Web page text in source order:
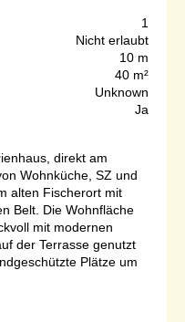
1
Nicht erlaubt
10 m
40 m²
Unknown
Ja
direkt am
Wohnküche, SZ und
alten Fischerort mit
Belt. Die Wohnfläche
mit modernen
der Terrasse genutzt
Plätze um